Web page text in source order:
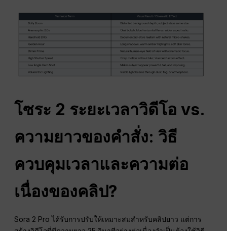
โซระ 2 ระยะเวลาวิดีโอ vs.
ความยาวของคำสั่ง: วิธี
ควบคุมเวลาและความต่อ
เนื่องของคลิป?
Sora 2 Pro ได้รับการปรับให้เหมาะสมสำหรับคลิปยาว แต่การ